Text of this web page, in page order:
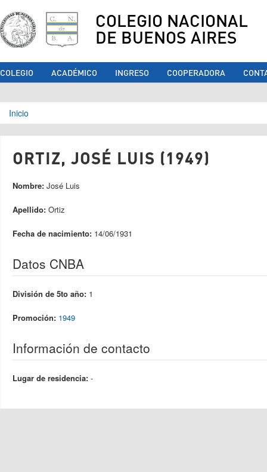
COLEGIO NACIONAL
DE BUENOS AIRES
COLEGIO ACADÉMICO INGRESO COOPERADORA
Se encuentra usted aquí
Inicio
ORTIZ, JOSÉ LUIS (1949)
Nombre: José Luis
Apellido: Ortiz
Fecha de nacimiento: 14/06/1931
Datos CNBA
División de 5to año: 1
Promoción: 1949
Información de contacto
Lugar de residencia: -